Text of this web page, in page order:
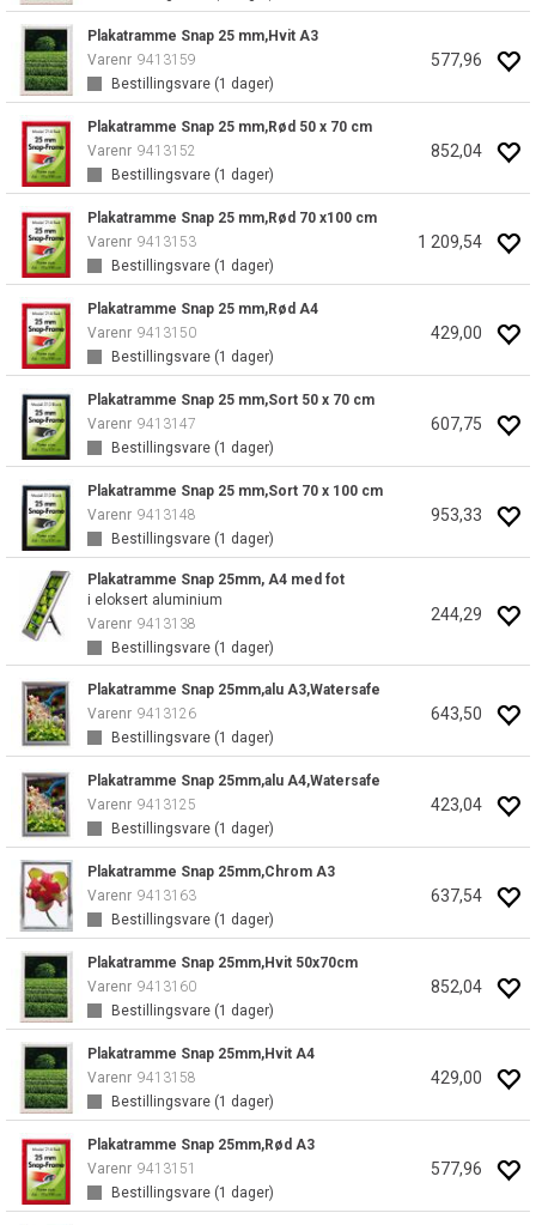
Plakatramme Snap 25 mm,Hvit A3
Varenr 9413159
Bestillingsvare (1 dager)
577,96
Plakatramme Snap 25 mm,Rød 50 x 70 cm
Varenr 9413152
Bestillingsvare (1 dager)
852,04
Plakatramme Snap 25 mm,Rød 70 x100 cm
Varenr 9413153
Bestillingsvare (1 dager)
1 209,54
Plakatramme Snap 25 mm,Rød A4
Varenr 9413150
Bestillingsvare (1 dager)
429,00
Plakatramme Snap 25 mm,Sort 50 x 70 cm
Varenr 9413147
Bestillingsvare (1 dager)
607,75
Plakatramme Snap 25 mm,Sort 70 x 100 cm
Varenr 9413148
Bestillingsvare (1 dager)
953,33
Plakatramme Snap 25mm, A4 med fot
i eloksert aluminium
Varenr 9413138
Bestillingsvare (1 dager)
244,29
Plakatramme Snap 25mm,alu A3,Watersafe
Varenr 9413126
Bestillingsvare (1 dager)
643,50
Plakatramme Snap 25mm,alu A4,Watersafe
Varenr 9413125
Bestillingsvare (1 dager)
423,04
Plakatramme Snap 25mm,Chrom A3
Varenr 9413163
Bestillingsvare (1 dager)
637,54
Plakatramme Snap 25mm,Hvit 50x70cm
Varenr 9413160
Bestillingsvare (1 dager)
852,04
Plakatramme Snap 25mm,Hvit A4
Varenr 9413158
Bestillingsvare (1 dager)
429,00
Plakatramme Snap 25mm,Rød A3
Varenr 9413151
Bestillingsvare (1 dager)
577,96